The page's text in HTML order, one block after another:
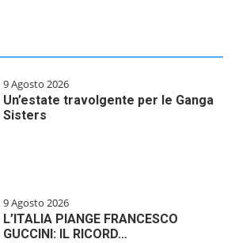
9 Agosto 2026
Un’estate travolgente per le Ganga
Sisters
9 Agosto 2026
L’ITALIA PIANGE FRANCESCO
GUCCINI: IL RICORD…